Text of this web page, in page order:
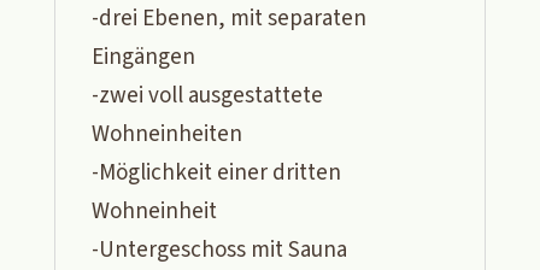
-drei Ebenen, mit separaten
Eingängen
-zwei voll ausgestattete
Wohneinheiten
-Möglichkeit einer dritten
Wohneinheit
-Untergeschoss mit Sauna